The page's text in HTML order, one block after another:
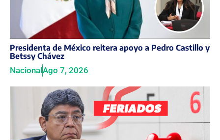
Presidenta de México reitera apoyo a Pedro Castillo y
Betssy Chávez
NacionalAgo 7, 2026